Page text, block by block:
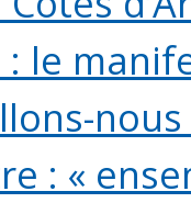
: le
: «